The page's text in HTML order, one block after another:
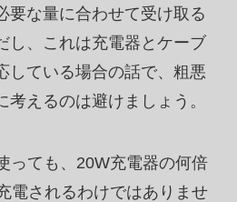
要な量に合わせて受け取る
し、これは充電器とケーブ
している場合の話で、粗悪
えるのは避けましょう。
っても、20W充電器の何倍
電されるわけではありませ